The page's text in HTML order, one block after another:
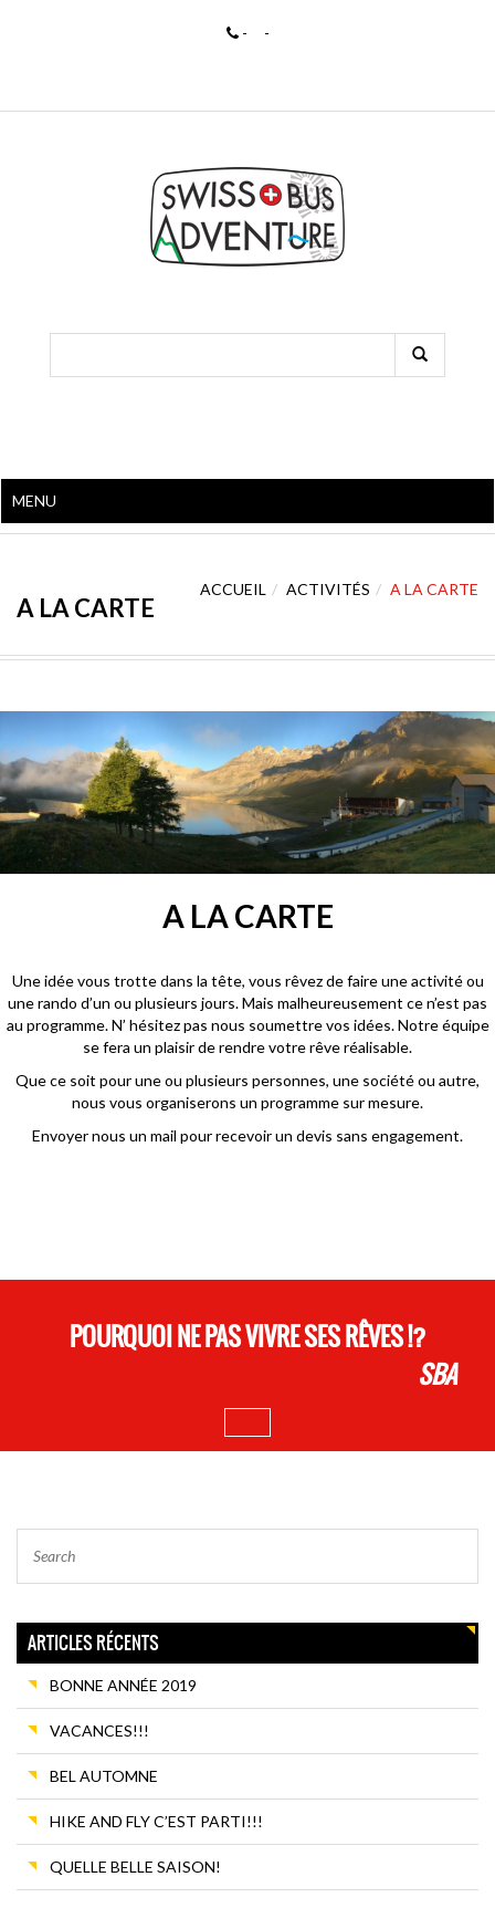
V S D
2
9
18 19 20 21 22
23
25 26 27 28 29
30
- -
MENU
A LA CARTE
ACCUEIL ACTIVITÉS A LA CARTE
A LA CARTE
Une idée vous trotte dans la tête, vous rêvez de faire une activité ou
une rando d’un ou plusieurs jours. Mais malheureusement ce n’est pas
au programme. N’ hésitez pas nous soumettre vos idées. Notre équipe
se fera un plaisir de rendre votre rêve réalisable.
Que ce soit pour une ou plusieurs personnes, une société ou autre,
nous vous organiserons un programme sur mesure.
Envoyer nous un mail pour recevoir un devis sans engagement.
POURQUOI NE PAS VIVRE SES RÊVES !?
SBA
ARTICLES RÉCENTS
BONNE ANNÉE 2019
VACANCES!!!
BEL AUTOMNE
HIKE AND FLY C’EST PARTI!!!
QUELLE BELLE SAISON!